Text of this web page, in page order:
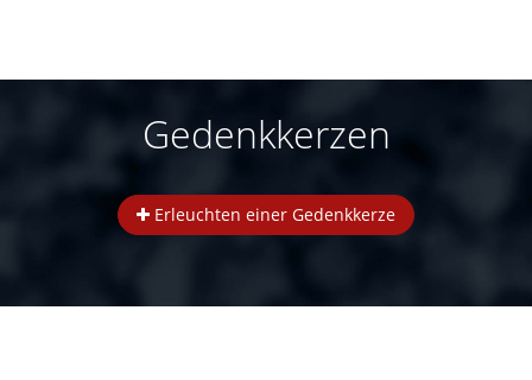
Gedenkkerzen
Erleuchten einer Gedenkkerze